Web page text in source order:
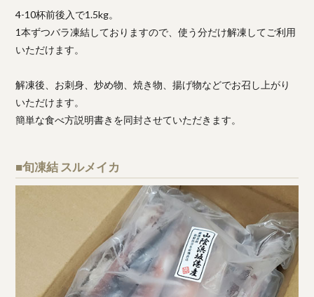
4-10杯前後入で1.5kg。
1本ずつバラ凍結しておりますので、使う分だけ解凍してご利用
いただけます。
解凍後、お刺身、炒め物、焼き物、揚げ物などでお召し上がり
いただけます。
簡単な食べ方説明書きを同封させていただきます。
■旬凍結 スルメイカ